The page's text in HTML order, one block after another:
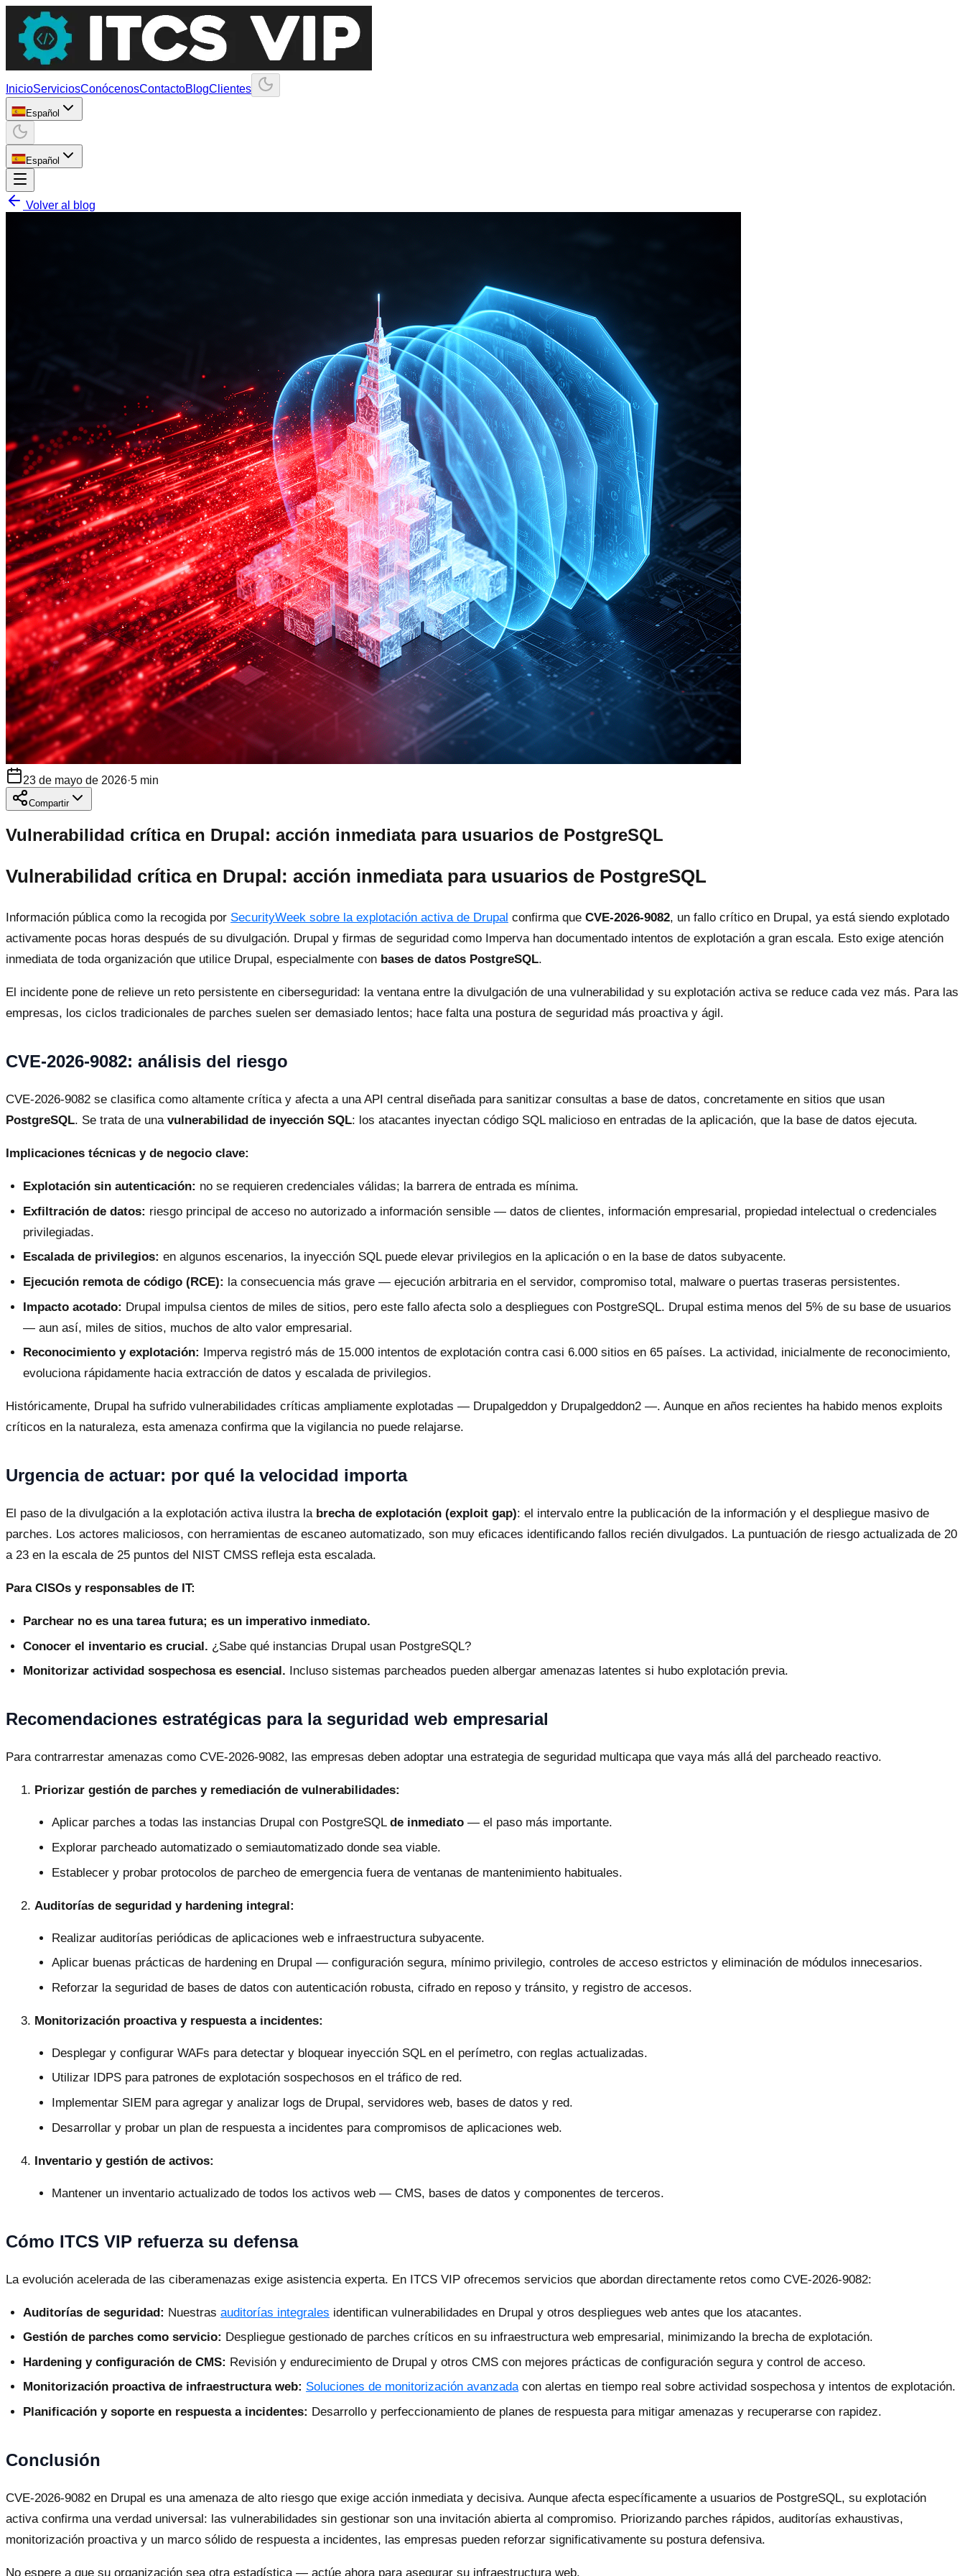
InicioServiciosConócenosContactoBlogClientes
Español
Español
Volver al blog
23 de mayo de 2026·5 min
Compartir
Vulnerabilidad crítica en Drupal: acción inmediata para usuarios de PostgreSQL
Vulnerabilidad crítica en Drupal: acción inmediata para usuarios de PostgreSQL
Información pública como la recogida por SecurityWeek sobre la explotación activa de Drupal confirma que CVE-2026-9082, un fallo crítico en Drupal, ya está siendo explotado
activamente pocas horas después de su divulgación. Drupal y firmas de seguridad como Imperva han documentado intentos de explotación a gran escala. Esto exige atención
inmediata de toda organización que utilice Drupal, especialmente con bases de datos PostgreSQL.
El incidente pone de relieve un reto persistente en ciberseguridad: la ventana entre la divulgación de una vulnerabilidad y su explotación activa se reduce cada vez más. Para las
empresas, los ciclos tradicionales de parches suelen ser demasiado lentos; hace falta una postura de seguridad más proactiva y ágil.
CVE-2026-9082: análisis del riesgo
CVE-2026-9082 se clasifica como altamente crítica y afecta a una API central diseñada para sanitizar consultas a base de datos, concretamente en sitios que usan
PostgreSQL. Se trata de una vulnerabilidad de inyección SQL: los atacantes inyectan código SQL malicioso en entradas de la aplicación, que la base de datos ejecuta.
Implicaciones técnicas y de negocio clave:
Explotación sin autenticación: no se requieren credenciales válidas; la barrera de entrada es mínima.
Exfiltración de datos: riesgo principal de acceso no autorizado a información sensible — datos de clientes, información empresarial, propiedad intelectual o credenciales
privilegiadas.
Escalada de privilegios: en algunos escenarios, la inyección SQL puede elevar privilegios en la aplicación o en la base de datos subyacente.
Ejecución remota de código (RCE): la consecuencia más grave — ejecución arbitraria en el servidor, compromiso total, malware o puertas traseras persistentes.
Impacto acotado: Drupal impulsa cientos de miles de sitios, pero este fallo afecta solo a despliegues con PostgreSQL. Drupal estima menos del 5% de su base de usuarios
— aun así, miles de sitios, muchos de alto valor empresarial.
Reconocimiento y explotación:
Imperva registró más de 15.000 intentos de explotación contra casi 6.000 sitios en 65 países. La actividad, inicialmente de reconocimiento,
evoluciona rápidamente hacia extracción de datos y escalada de privilegios.
Históricamente, Drupal ha sufrido vulnerabilidades críticas ampliamente explotadas — Drupalgeddon y Drupalgeddon2 —. Aunque en años recientes ha habido menos exploits
críticos en la naturaleza, esta amenaza confirma que la vigilancia no puede relajarse.
Urgencia de actuar: por qué la velocidad importa
El paso de la divulgación a la explotación activa ilustra la brecha de explotación (exploit gap): el intervalo entre la publicación de la información y el despliegue masivo de
parches. Los actores maliciosos, con herramientas de escaneo automatizado, son muy eficaces identificando fallos recién divulgados. La puntuación de riesgo actualizada de 20
a 23 en la escala de 25 puntos del NIST CMSS refleja esta escalada.
Para CISOs y responsables de IT:
Parchear no es una tarea futura; es un imperativo inmediato.
Conocer el inventario es crucial. ¿Sabe qué instancias Drupal usan PostgreSQL?
Monitorizar actividad sospechosa es esencial. Incluso sistemas parcheados pueden albergar amenazas latentes si hubo explotación previa.
Recomendaciones estratégicas para la seguridad web empresarial
Para contrarrestar amenazas como CVE-2026-9082, las empresas deben adoptar una estrategia de seguridad multicapa que vaya más allá del parcheado reactivo.
Priorizar gestión de parches y remediación de vulnerabilidades:
Aplicar parches a todas las instancias Drupal con PostgreSQL de inmediato — el paso más importante.
Explorar parcheado automatizado o semiautomatizado donde sea viable.
Establecer y probar protocolos de parcheo de emergencia fuera de ventanas de mantenimiento habituales.
Auditorías de seguridad y hardening integral:
Realizar auditorías periódicas de aplicaciones web e infraestructura subyacente.
Aplicar buenas prácticas de hardening en Drupal — configuración segura, mínimo privilegio, controles de acceso estrictos y eliminación de módulos innecesarios.
Reforzar la seguridad de bases de datos con autenticación robusta, cifrado en reposo y tránsito, y registro de accesos.
Monitorización proactiva y respuesta a incidentes:
Desplegar y configurar WAFs para detectar y bloquear inyección SQL en el perímetro, con reglas actualizadas.
Utilizar IDPS para patrones de explotación sospechosos en el tráfico de red.
Implementar SIEM para agregar y analizar logs de Drupal, servidores web, bases de datos y red.
Desarrollar y probar un plan de respuesta a incidentes para compromisos de aplicaciones web.
Inventario y gestión de activos:
Mantener un inventario actualizado de todos los activos web — CMS, bases de datos y componentes de terceros.
Cómo ITCS VIP refuerza su defensa
La evolución acelerada de las ciberamenazas exige asistencia experta. En ITCS VIP ofrecemos servicios que abordan directamente retos como CVE-2026-9082:
Auditorías de seguridad: Nuestras auditorías integrales identifican vulnerabilidades en Drupal y otros despliegues web antes que los atacantes.
Gestión de parches como servicio: Despliegue gestionado de parches críticos en su infraestructura web empresarial, minimizando la brecha de explotación.
Hardening y configuración de CMS: Revisión y endurecimiento de Drupal y otros CMS con mejores prácticas de configuración segura y control de acceso.
Monitorización proactiva de infraestructura web: Soluciones de monitorización avanzadacon alertas en tiempo real sobre actividad sospechosa y intentos de explotación.
Planificación y soporte en respuesta a incidentes: Desarrollo y perfeccionamiento de planes de respuesta para mitigar amenazas y recuperarse con rapidez.
Conclusión
CVE-2026-9082 en Drupal es una amenaza de alto riesgo que exige acción inmediata y decisiva. Aunque afecta específicamente a usuarios de PostgreSQL, su explotación
activa confirma una verdad universal: las vulnerabilidades sin gestionar son una invitación abierta al compromiso. Priorizando parches rápidos, auditorías exhaustivas,
monitorización proactiva y un marco sólido de respuesta a incidentes, las empresas pueden reforzar significativamente su postura defensiva.
No espere a que su organización sea otra estadística — actúe ahora para asegurar su infraestructura web.